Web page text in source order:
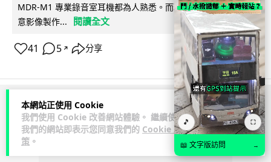
本網站正使用 Cookie
我們使用 Cookie 改善網站體驗。 繼續使用
我們的網站即表示您同意我們的 Cookie 政
策 。
MDR-M1 專業錄音室耳機都為人熟悉。而現在舞台製作者與創
意影像製作...
閱讀全文
41 5 ↗ 分享
ADVERTISEMENT
🎵 ⛶
📖 文字版訪問 →